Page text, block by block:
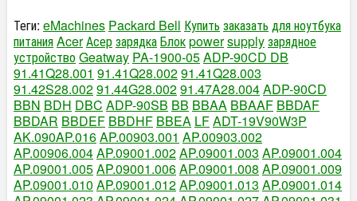
Теги: eMachines Packard Bell Купить заказать для ноутбука
питанияAcerАсерзарядкаБлокpowersupplyзарядное
устройствоGeatway PA-1900-05ADP-90CD DB
91.41Q28.001 91.41Q28.00291.41Q28.003
91.42S28.00291.44G28.00291.47A28.004ADP-90CD
BBN BDH DBC ADP-90SB BB BBAA BBAAF BBDAF
BBDAR BBDEF BBDHF BBEA LFADT-19V90W3P
AK.090AP.016AP.00903.001 AP.00903.002
AP.00906.004AP.09001.002AP.09001.003 AP.09001.004
AP.09001.005AP.09001.006AP.09001.008 AP.09001.009
AP.09001.010 AP.09001.012AP.09001.013 AP.09001.014